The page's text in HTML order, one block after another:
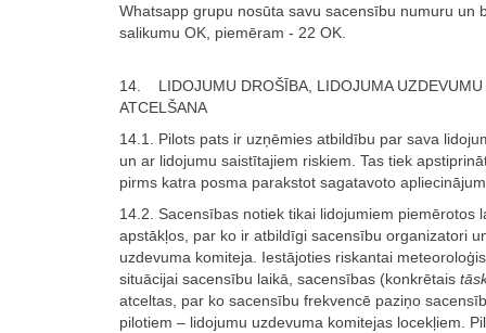
Whatsapp grupu nosūta savu sacensību numuru un
salikumu OK, piemēram - 22 OK.
14. LIDOJUMU DROŠĪBA, LIDOJUMA UZDEVUMU
ATCELŠANA
14.1. Pilots pats ir uzņēmies atbildību par sava
un ar lidojumu saistītajiem riskiem. Tas tiek
pirms katra posma parakstot sagatavoto
14.2. Sacensības notiek tikai lidojumiem piemērotos
apstākļos, par ko ir atbildīgi sacensību organizatori
uzdevuma komiteja. Iestājoties riskantai
situācijai sacensību laikā, sacensības (konkrētais
atceltas, par ko sacensību frekvencē paziņo
pilotiem – lidojumu uzdevuma komitejas locekļiem.